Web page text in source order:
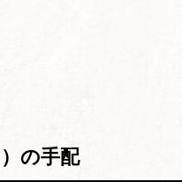
の手配